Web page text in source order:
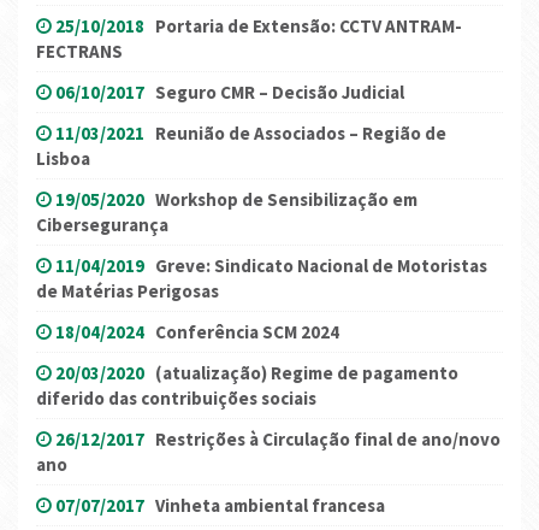
25/10/2018 Portaria de Extensão: CCTV ANTRAM-
FECTRANS
06/10/2017 Seguro CMR – Decisão Judicial
11/03/2021 Reunião de Associados – Região de
Lisboa
19/05/2020 Workshop de Sensibilização em
Cibersegurança
11/04/2019 Greve: Sindicato Nacional de Motoristas
de Matérias Perigosas
18/04/2024 Conferência SCM 2024
20/03/2020 (atualização) Regime de pagamento
diferido das contribuições sociais
26/12/2017 Restrições à Circulação final de ano/novo
ano
07/07/2017 Vinheta ambiental francesa